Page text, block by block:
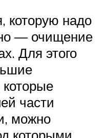
которую надо
— очищение
Для этого
которые
части
можно